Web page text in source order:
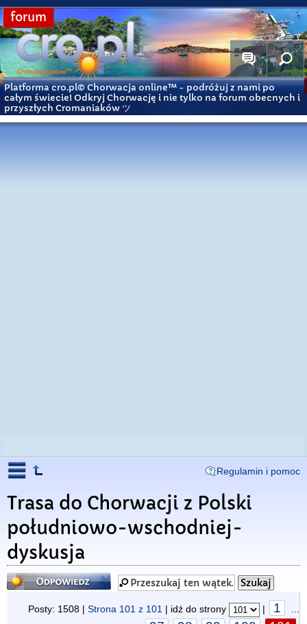
forum
Platforma cro.pl© Chorwacja online™ - podróżuj z nami po
całym świecie! Odkryj Chorwację i nie tylko na forum obecnych i
przyszłych Cromaniaków ツ
Regulamin i pomoc
Trasa do Chorwacji z Polski
południowo-wschodniej-
dyskusja
Odpowiedz
Posty: 1508 | Strona 101 z 101 | idź do strony | 1